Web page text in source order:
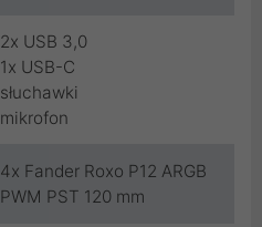
2x USB 3,0
1x USB-C
słuchawki
mikrofon
4x Fander Roxo P12 ARGB
PWM PST 120 mm